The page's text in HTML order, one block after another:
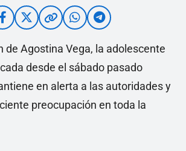
de Agostina Vega, la adolescente
desde el sábado pasado
en alerta a las autoridades y
preocupación en toda la